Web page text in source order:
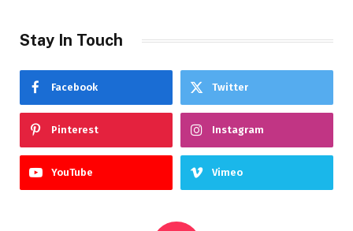
Stay In Touch
Facebook Twitter
Pinterest Instagram
YouTube Vimeo